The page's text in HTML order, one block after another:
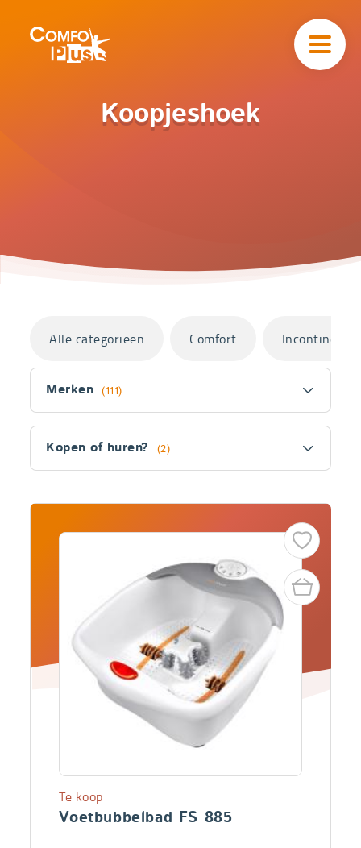
Koopjeshoek
navigatieComfoPlus
section
Filter
Merken (111)
Kopen of huren? (2)
Alle categorieën Comfort Incontinentie
Producten
Voetbubbelbad FS 885
Te koop